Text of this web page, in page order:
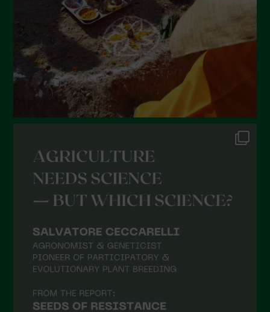
Aprile 2022
Marzo 2022
Febbraio 2022
Gennaio 2022
Dicembre 2021
Novembre 2021
Settembre 2021
Agosto 2021
Luglio 2021
Aprile 2021
Febbraio 2021